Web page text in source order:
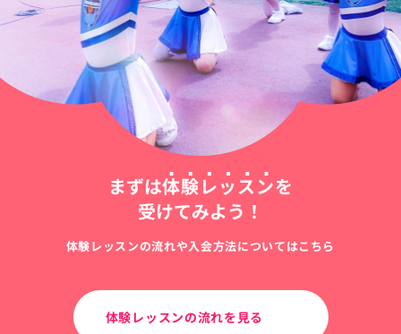
まずは体験レッスンを
受けてみよう！
体験レッスンの流れや入会方法についてはこちら
体験レッスンの流れを見る